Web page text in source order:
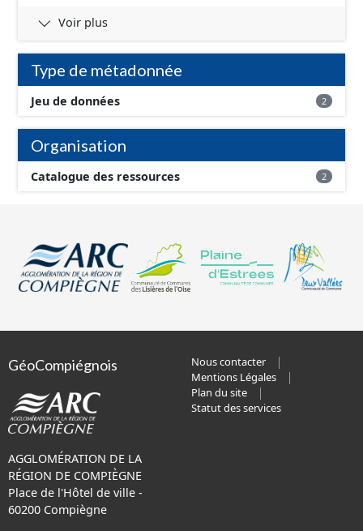
Voir plus
Type de métadonnée
Jeu de données 2
Organisation
Catalogue des ressources 2
GéoCompiégnois
AGGLOMÉRATION DE LA
RÉGION DE COMPIÈGNE
Place de l'Hôtel de ville -
60200 Compiègne
Nous contacter
Mentions Légales
Plan du site
Statut des services